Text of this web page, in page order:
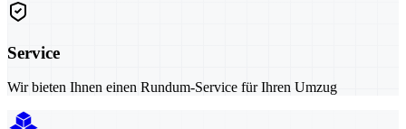
Service
Wir bieten Ihnen einen Rundum-Service für Ihren Umzug